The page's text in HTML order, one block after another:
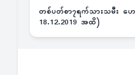
တစ်ပတ်စာ၇ရက်သားသမီး ဟေ
18.12.2019 အထိ)